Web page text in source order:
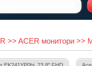
>> ACER монитори >>